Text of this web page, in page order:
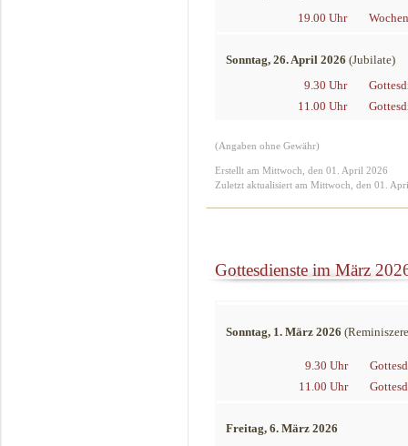
19.00 Uhr
Sonntag, 26. April 2026 (Jubilate)
9.30 Uhr
11.00 Uhr
(Angaben ohne Gewähr)
Erstellt am Mittwoch, den 01. April 2026
Zuletzt aktualisiert am Mittwoch, den 01.
Gottesdienste im März
Sonntag, 1. März 2026
9.30 Uhr
11.00 Uhr
Freitag, 6. März 2026